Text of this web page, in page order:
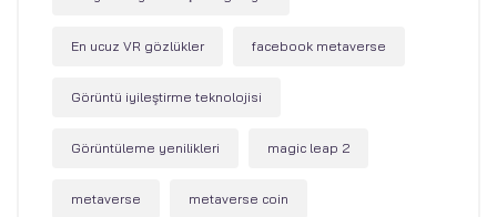
En ucuz VR gözlükler facebook metaverse
Görüntü iyileştirme teknolojisi
Görüntüleme yenilikleri magic leap 2
metaverse metaverse coin